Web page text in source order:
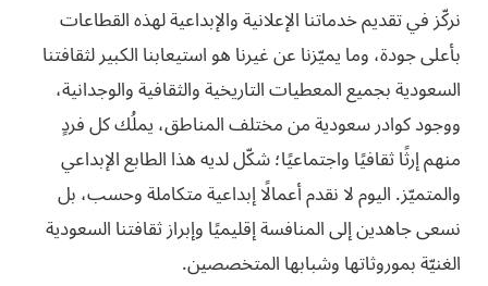
نركّز في تقديم خدماتنا الإعلانية والإبداعية لهذه القطاعات
بأعلى جودة، وما يميّزنا عن غيرنا هو استيعابنا الكبير لثقافتنا
السعودية بجميع المعطيات التاريخية والثقافية والوجدانية،
ووجود كوادر سعودية من مختلف المناطق، يملُك كل فردٍ
منهم إرثًا ثقافيًا واجتماعيًا؛ شكّل لديه هذا الطابع الإبداعي
والمتميّز. اليوم لا نقدم أعمالًا إبداعية متكاملة وحسب، بل
نسعى جاهدين إلى المنافسة إقليميًا وإبراز ثقافتنا السعودية
الغنيّة بموروثاتها وشبابها المتخصصين.